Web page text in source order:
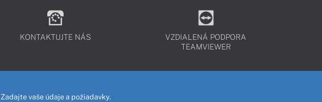
KONTAKTUJTE NÁS
VZDIALENÁ PODPORA
TEAMVIEWER
Zadajte vaše údaje a požiadavky.